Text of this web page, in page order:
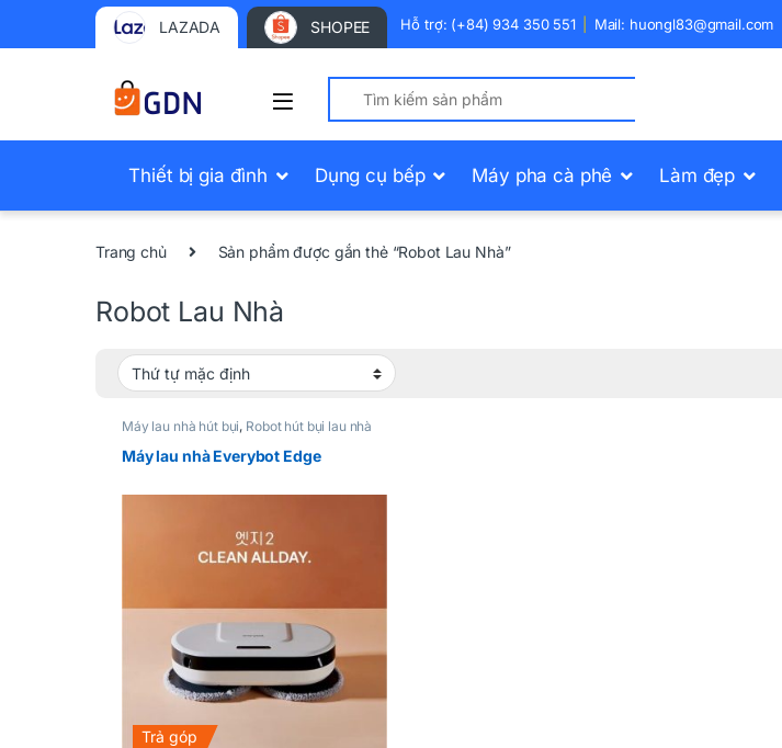
LAZADA SHOPEE Hỗ trợ: (+84) 934 350 551 Mail: huongl83@gmail.com
Search for:
Thiết bị gia đình Dụng cụ bếp Máy pha cà phê Làm đẹp
Trang chủ Sản phẩm được gắn thẻ “Robot Lau Nhà”
Robot Lau Nhà
Máy lau nhà hút bụi, Robot hút bụi lau nhà
Máy lau nhà Everybot Edge
Trả góp